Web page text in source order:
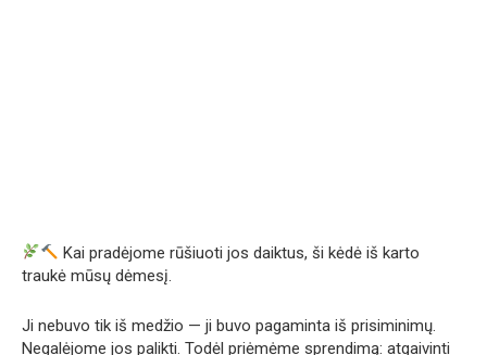
Kai pradėjome rūšiuoti jos daiktus, ši kėdė iš karto
traukė mūsų dėmesį.
Ji nebuvo tik iš medžio — ji buvo pagaminta iš prisiminimų.
Negalėjome jos palikti. Todėl priėmėme sprendimą: atgaivinti